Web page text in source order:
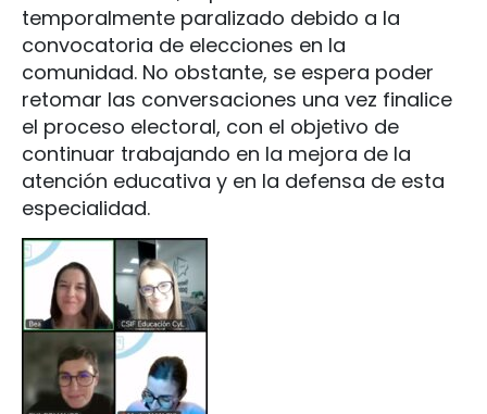
temporalmente paralizado debido a la
convocatoria de elecciones en la
comunidad. No obstante, se espera poder
retomar las conversaciones una vez finalice
el proceso electoral, con el objetivo de
continuar trabajando en la mejora de la
atención educativa y en la defensa de esta
especialidad.